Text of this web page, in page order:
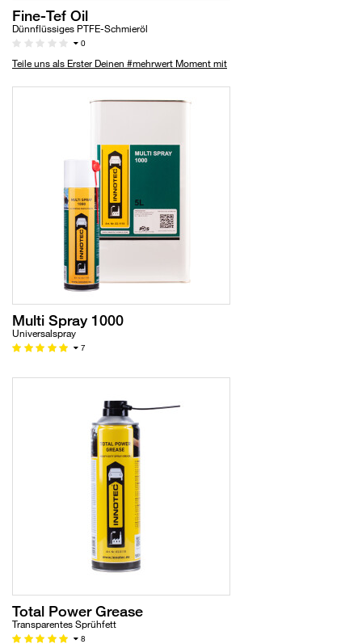
Fine-Tef Oil
Dünnflüssiges PTFE-Schmieröl
0
Teile uns als Erster Deinen #mehrwert Moment mit
Multi Spray 1000
Universalspray
7
Total Power Grease
Transparentes Sprühfett
8